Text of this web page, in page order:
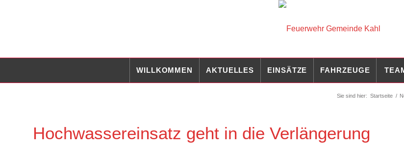
WILLKOMMEN AKTUELLES EINSÄTZE FAHRZEUGE
Sie sind hier: Startseite /
Hochwassereinsatz geht in die Verlängerung